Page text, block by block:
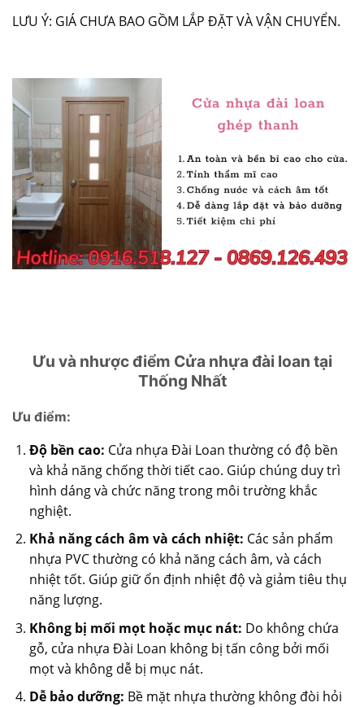
LƯU Ý: GIÁ CHƯA BAO GỒM LẮP ĐẶT VÀ VẬN CHUYỂN.
Ưu và nhược điểm Cửa nhựa đài loan tại
Thống Nhất
Ưu điểm:
Độ bền cao: Cửa nhựa Đài Loan thường có độ bền
và khả năng chống thời tiết cao. Giúp chúng duy trì
hình dáng và chức năng trong môi trường khắc
nghiệt.
Khả năng cách âm và cách nhiệt: Các sản phẩm
nhựa PVC thường có khả năng cách âm, và cách
nhiệt tốt. Giúp giữ ổn định nhiệt độ và giảm tiêu thụ
năng lượng.
Không bị mối mọt hoặc mục nát: Do không chứa
gỗ, cửa nhựa Đài Loan không bị tấn công bởi mối
mọt và không dễ bị mục nát.
Dễ bảo dưỡng: Bề mặt nhựa thường không đòi hỏi